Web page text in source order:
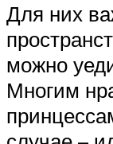
Для них
можно
Многим